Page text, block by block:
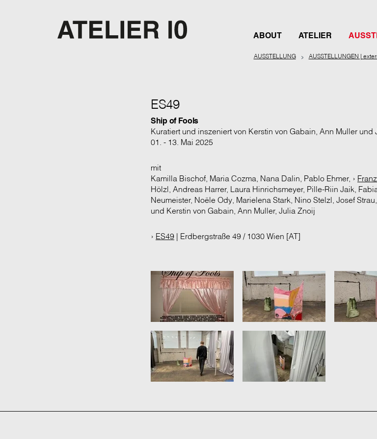
ABOUT ATELIER
AUSSTELLUNG AUSSTELLUNGEN |
ES49
Ship of Fools
Kuratiert und inszeniert von Kerstin von Gabain, Ann Muller und
01. - 13. Mai 2025
mit
Kamilla Bischof, Maria Cozma, Nana Dalin, Pablo Ehmer, ›
Hölzl, Andreas Harrer, Laura Hinrichsmeyer, Pille-Riin Jaik,
Neumeister, Noële Ody, Marielena Stark, Nino Stelzl, Josef
und Kerstin von Gabain, Ann Muller, Julia Znoij
› ES49 | Erdbergstraße 49 / 1030 Wien [AT]